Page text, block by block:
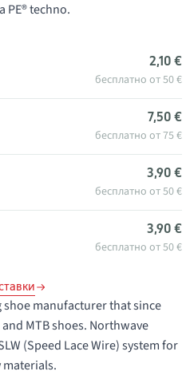
PE® techno.
2,10 €
бесплатно от 50 €
7,50 €
бесплатно от 75 €
3,90 €
бесплатно от 50 €
3,90 €
бесплатно от 50 €
manufacturer that since
MTB shoes. Northwave
(Speed Lace Wire) system for